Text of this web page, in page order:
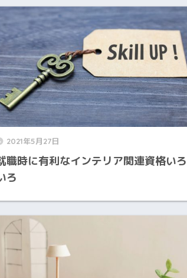
2021年5月27日
職時に有利なインテリア関連資格いろ
ろ